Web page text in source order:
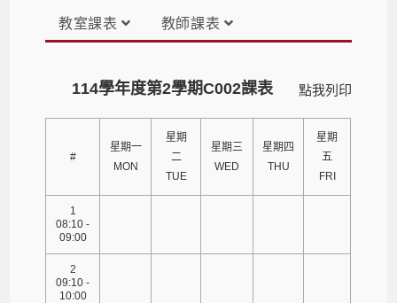
教室課表 教師課表
點我列印
114學年度第2學期C002課表
#
星期一
MON
星期
二
TUE
星期三
WED
星期四
THU
星期
五
FRI
1
08:10 -
09:00
2
09:10 -
10:00